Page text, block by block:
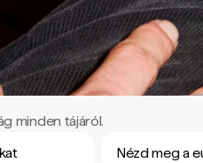
minden tájáról.
Nézd meg a